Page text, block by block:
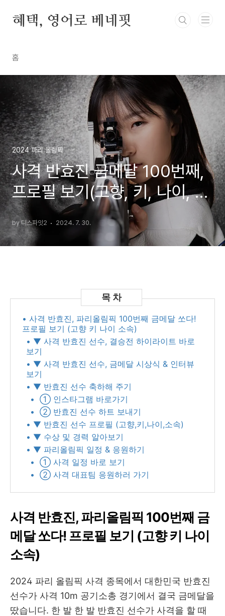
혜택, 영어로 베네핏
홈
2024 파리 올림픽
사격 반효진 금메달 100번째,
프로필 보기(고향, 키, 나이, 소
속)
by 디스파잇2 2024. 7. 30.
• 사격 반효진, 파리올림픽 100번째 금메달 쏘다!
프로필 보기 (고향 키 나이 소속)
• ▼ 사격 반효진 선수, 결승전 하이라이트 바로
보기
• ▼ 사격 반효진 선수, 금메달 시상식 & 인터뷰
보기
• ▼ 반효진 선수 축하해 주기
• ➀ 인스타그램 바로가기
• ➁ 반효진 선수 하트 보내기
• ▼ 반효진 선수 프로필 (고향,키,나이,소속)
• ▼ 수상 및 경력 알아보기
• ▼ 파리올림픽 일정 & 응원하기
• ➀ 사격 일정 바로 보기
• ➁ 사격 대표팀 응원하러 가기
사격 반효진, 파리올림픽 100번째 금
메달 쏘다! 프로필 보기 (고향 키 나이
소속)
2024 파리 올림픽 사격 종목에서 대한민국 반효진
선수가 사격 10m 공기소총 경기에서 결국 금메달을
땄습니다. 한 발 한 발 반효진 선수가 사격을 할 때